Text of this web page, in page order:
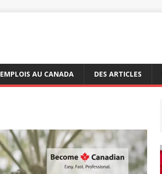
EMPLOIS AU CANADA DES ARTICLES